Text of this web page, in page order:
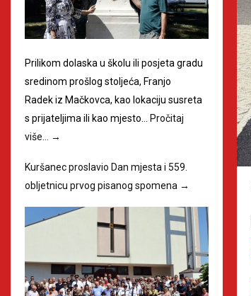
Prilikom dolaska u školu ili posjeta gradu
sredinom prošlog stoljeća, Franjo
Radek iz Mačkovca, kao lokaciju susreta
s prijateljima ili kao mjesto… Pročitaj
više… →
Kuršanec proslavio Dan mjesta i 559.
obljetnicu prvog pisanog spomena →